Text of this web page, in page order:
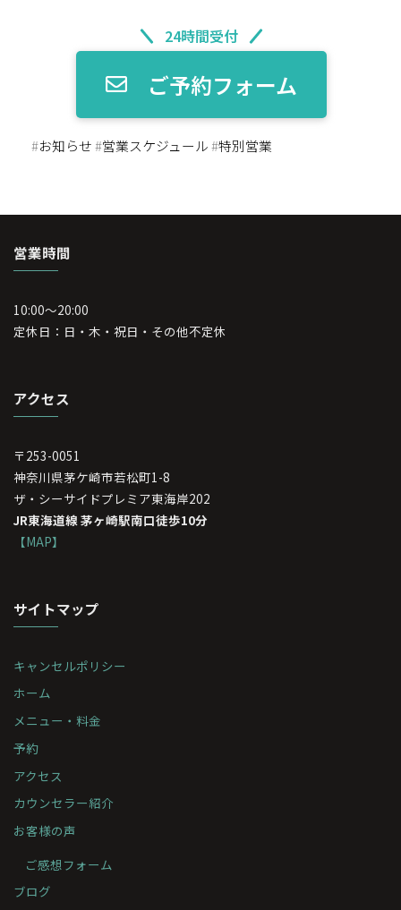
24時間受付
ご予約フォーム
#お知らせ#営業スケジュール#特別営業
営業時間
10:00～20:00
定休日：日・木・祝日・その他不定休
アクセス
〒253-0051
神奈川県茅ケ崎市若松町1-8
ザ・シーサイドプレミア東海岸202
JR東海道線 茅ヶ崎駅南口徒歩10分
【MAP】
サイトマップ
キャンセルポリシー
ホーム
メニュー・料金
予約
アクセス
カウンセラー紹介
お客様の声
ご感想フォーム
ブログ